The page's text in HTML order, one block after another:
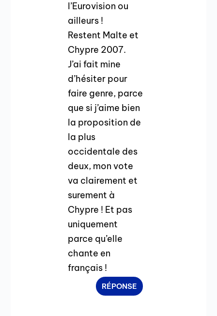
l’Eurovision ou
ailleurs !
Restent Malte et
Chypre 2007.
J’ai fait mine
d’hésiter pour
faire genre, parce
que si j’aime bien
la proposition de
la plus
occidentale des
deux, mon vote
va clairement et
surement à
Chypre ! Et pas
uniquement
parce qu’elle
chante en
français !
RÉPONSE